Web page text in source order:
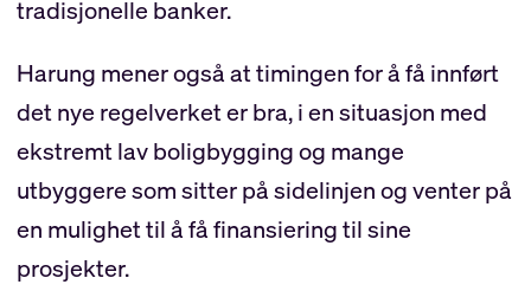
tradisjonelle banker.
Harung mener også at timingen for å få innført
det nye regelverket er bra, i en situasjon med
ekstremt lav boligbygging og mange
utbyggere som sitter på sidelinjen og venter på
en mulighet til å få finansiering til sine
prosjekter.